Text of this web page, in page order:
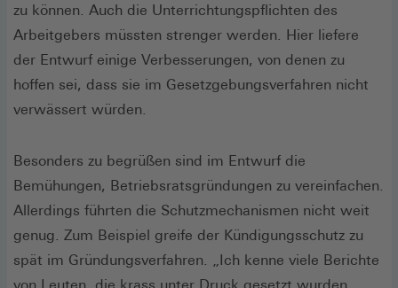
zu können. Auch die Unterrichtungspflichten des
Arbeitgebers müssten strenger werden. Hier liefere
der Entwurf einige Verbesserungen, von denen zu
hoffen sei, dass sie im Gesetzgebungsverfahren nicht
verwässert würden.
Besonders zu begrüßen sind im Entwurf die
Bemühungen, Betriebsratsgründungen zu vereinfachen.
Allerdings führten die Schutzmechanismen nicht weit
genug. Zum Beispiel greife der Kündigungsschutz zu
spät im Gründungsverfahren. „Ich kenne viele Berichte
von Leuten, die krass unter Druck gesetzt wurden,